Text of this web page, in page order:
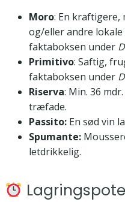
Moro: En kraftigere,
og/eller andre
faktaboksen under
Primitivo: Saftig,
faktaboksen under
Riserva: Min. 36
træfade.
Passito: En sød vin
Spumante:
letdrikkelig.